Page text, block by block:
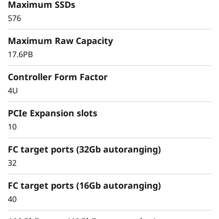
Concrete ahorros todavía mayores con una
eficiencia de almacenamiento 4:1
garantizada para cargas de trabajo SAN y
fácil organización en niveles de 'cold data'
(datos fríos) en la nube.
Maximum SSDs
576
Maximum Raw Capacity
17.6PB
Controller Form Factor
4U
PCIe Expansion slots
10
FC target ports (32Gb autoranging)
32
FC target ports (16Gb autoranging)
40